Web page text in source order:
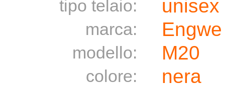
tipo telaio: unisex
marca: Engwe
modello: M20
colore: nera